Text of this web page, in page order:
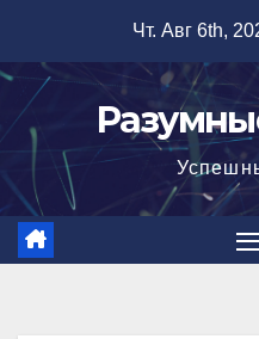
содержимому
Чт. Авг 6th,